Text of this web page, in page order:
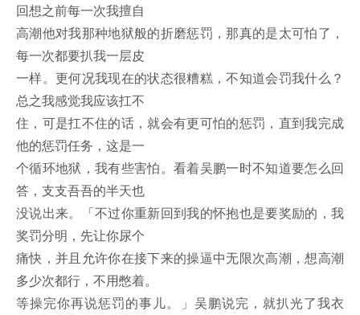
回想之前每一次我擅自
高潮他对我那种地狱般的折磨惩罚，那真的是太可怕了，
每一次都要扒我一层皮
一样。更何况我现在的状态很糟糕，不知道会罚我什么？
总之我感觉我应该扛不
住，可是扛不住的话，就会有更可怕的惩罚，直到我完成
他的惩罚任务，这是一
个循环地狱，我有些害怕。看着吴鹏一时不知道要怎么回
答，支支吾吾的半天也
没说出来。「不过你重新回到我的怀抱也是要奖励的，我
奖罚分明，先让你尿个
痛快，并且允许你在接下来的操逼中无限次高潮，想高潮
多少次都行，不用憋着。
等操完你再说惩罚的事儿。」吴鹏说完，就扒光了我衣